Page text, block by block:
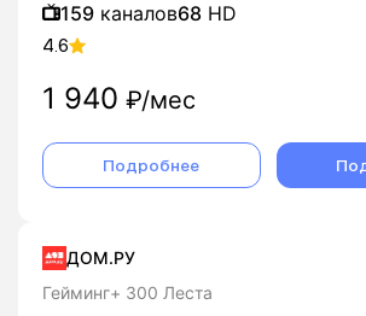
159 каналов68 HD
4.6
1 940 ₽/мес
Подробнее
ДОМ.РУ
Гейминг+ 300 Леста